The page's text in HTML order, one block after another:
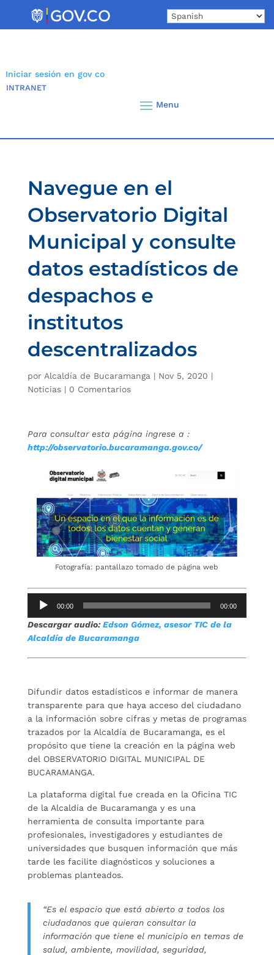
Iniciar sesión en gov co
INTRANET
Navegue en el
Observatorio Digital
Municipal y consulte
datos estadísticos de
despachos e
institutos
descentralizados
por Alcaldía de Bucaramanga | Nov 5, 2020 |
Noticias| 0 Comentarios
Para consultar esta página ingrese a :
http://observatorio.bucaramanga.gov.co/
Fotografía: pantallazo tomado de página web
Reproductor
audio
00:00 00:00
Descargar audio:Edson Gómez, asesor TIC de la
Alcaldía de Bucaramanga
Difundir datos estadísticos e informar de manera
transparente para que haya acceso del ciudadano
a la información sobre cifras y metas de programas
trazados por la Alcaldía de Bucaramanga, es el
propósito que tiene la creación en la página web
del OBSERVATORIO DIGITAL MUNICIPAL DE
BUCARAMANGA.
La plataforma digital fue creada en la Oficina TIC
de la Alcaldía de Bucaramanga y es una
herramienta de consulta importante para
profesionales, investigadores y estudiantes de
universidades que busquen información que más
tarde les facilite diagnósticos y soluciones a
problemas planteados.
“Es el espacio que está abierto a todos los
ciudadanos que quieran consultar la
información que tiene el municipio en temas de
salud, ambiente, movilidad, seguridad,